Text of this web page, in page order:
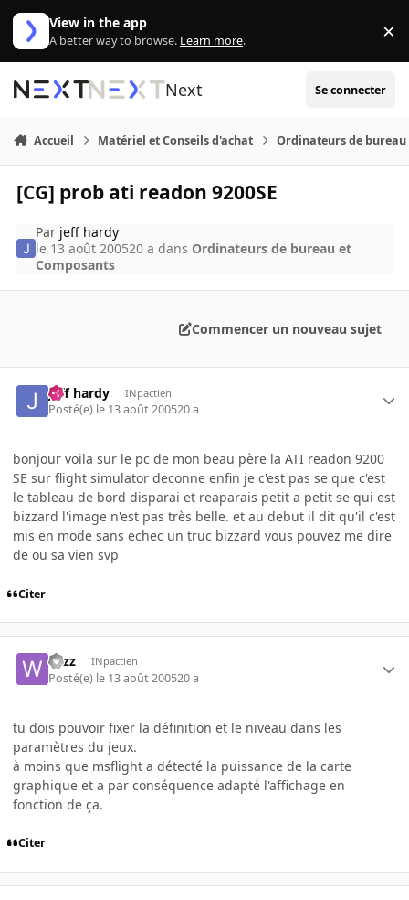
Aller au contenu
View in the app
A better way to browse. Learn more. ×
Next Se connecter
Accueil Matériel et Conseils d'achat Ordinateurs de bureau
[CG] prob ati readon 9200SE
Par jeff hardy
le 13 août 200520 a dans Ordinateurs de bureau et
Composants
Commencer un nouveau sujet
jeff hardy INpactien
Posté(e) le 13 août 200520 a
bonjour voila sur le pc de mon beau père la ATI readon 9200
SE sur flight simulator deconne enfin je c'est pas se que c'est
le tableau de bord disparai et reaparais petit a petit se qui est
bizzard l'image n'est pas très belle. et au debut il dit qu'il c'est
mis en mode sans echec un truc bizzard vous pouvez me dire
de ou sa vien svp
Citer
wizz INpactien
Posté(e) le 13 août 200520 a
tu dois pouvoir fixer la définition et le niveau dans les
paramètres du jeux.
à moins que msflight a détecté la puissance de la carte
graphique et a par conséquence adapté l'affichage en
fonction de ça.
Citer